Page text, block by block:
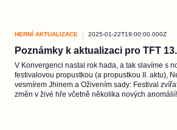
HERNÍ AKTUALIZACE 2025-01-22T19:00:00.000Z
Poznámky k aktualizaci pro TFT
V Konvergenci nastal rok hada, a tak slavíme s
festivalovou propustkou (a propustkou II. aktu),
vesmírem Jhinem a Oživením sady: Festival
změn v živé hře včetně několika nových anomálií!